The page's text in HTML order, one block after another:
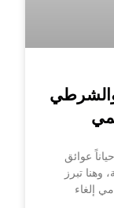
والشرطي
عوائق
وهنا تبرز
إلغاء